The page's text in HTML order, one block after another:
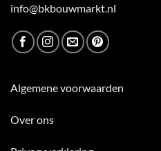
info@bkbouwmarkt.nl
Algemene voorwaarden
Over ons